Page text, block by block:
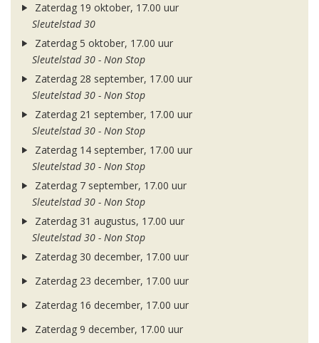
Zaterdag 19 oktober, 17.00 uur
Sleutelstad 30
Zaterdag 5 oktober, 17.00 uur
Sleutelstad 30 - Non Stop
Zaterdag 28 september, 17.00 uur
Sleutelstad 30 - Non Stop
Zaterdag 21 september, 17.00 uur
Sleutelstad 30 - Non Stop
Zaterdag 14 september, 17.00 uur
Sleutelstad 30 - Non Stop
Zaterdag 7 september, 17.00 uur
Sleutelstad 30 - Non Stop
Zaterdag 31 augustus, 17.00 uur
Sleutelstad 30 - Non Stop
Zaterdag 30 december, 17.00 uur
Zaterdag 23 december, 17.00 uur
Zaterdag 16 december, 17.00 uur
Zaterdag 9 december, 17.00 uur